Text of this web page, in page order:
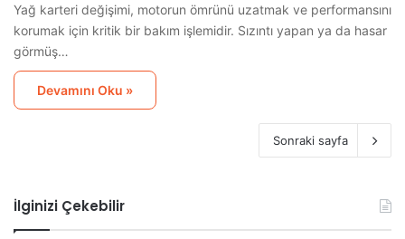
Yağ karteri değişimi, motorun ömrünü uzatmak ve performansını
korumak için kritik bir bakım işlemidir. Sızıntı yapan ya da hasar
görmüş…
Devamını Oku »
Sonraki sayfa
İlginizi Çekebilir